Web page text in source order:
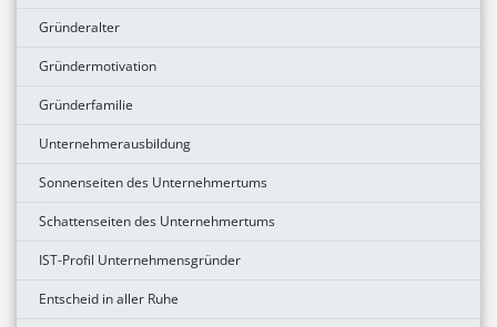
Gründeralter
Gründermotivation
Gründerfamilie
Unternehmerausbildung
Sonnenseiten des Unternehmertums
Schattenseiten des Unternehmertums
IST-Profil Unternehmensgründer
Entscheid in aller Ruhe